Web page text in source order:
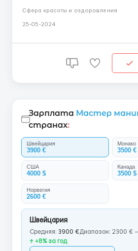
Добросовестное выполнение
Должностные обязанности: Должностные
Сфера красоты и оздоровления
25-05-2024
Зарплата Мастер
странах:
Швейцария
3900 €
Монако
3500 €
США
4000 $
Канада
3500 $
Норвегия
2600 €
Швейцария
Средняя: 3900 € Диапазон: 2300 €
↑ +8% за год